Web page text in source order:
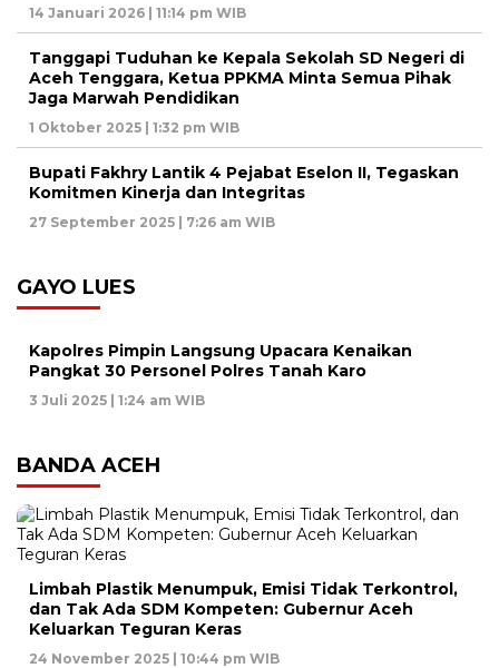
14 Januari 2026 | 11:14 pm WIB
Tanggapi Tuduhan ke Kepala Sekolah SD Negeri di
Aceh Tenggara, Ketua PPKMA Minta Semua Pihak
Jaga Marwah Pendidikan
1 Oktober 2025 | 1:32 pm WIB
Bupati Fakhry Lantik 4 Pejabat Eselon II, Tegaskan
Komitmen Kinerja dan Integritas
27 September 2025 | 7:26 am WIB
GAYO LUES
Kapolres Pimpin Langsung Upacara Kenaikan
Pangkat 30 Personel Polres Tanah Karo
3 Juli 2025 | 1:24 am WIB
BANDA ACEH
Limbah Plastik Menumpuk, Emisi Tidak Terkontrol,
dan Tak Ada SDM Kompeten: Gubernur Aceh
Keluarkan Teguran Keras
24 November 2025 | 10:44 pm WIB